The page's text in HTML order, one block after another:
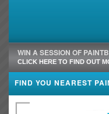
WIN A SESSION OF
CLICK HERE TO FIND OUT
FIND YOU NEAREST